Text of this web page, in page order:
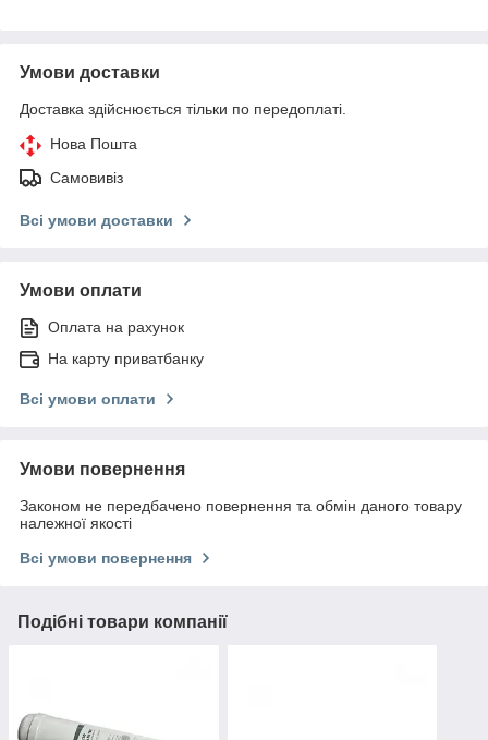
Умови доставки
Доставка здійснюється тільки по передоплаті.
Нова Пошта
Самовивіз
Всі умови доставки
Умови оплати
Оплата на рахунок
На карту приватбанку
Всі умови оплати
Умови повернення
Законом не передбачено повернення та обмін даного товару
належної якості
Всі умови повернення
Подібні товари компанії